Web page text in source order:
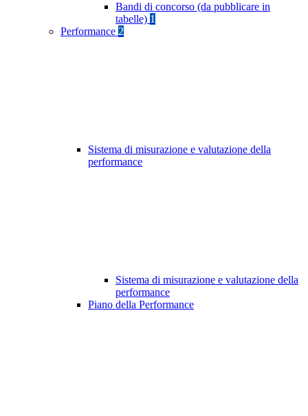
Bandi di concorso (da pubblicare in
tabelle) 1
Performance 2
Sistema di misurazione e valutazione della
performance
Sistema di misurazione e valutazione della
performance
Piano della Performance